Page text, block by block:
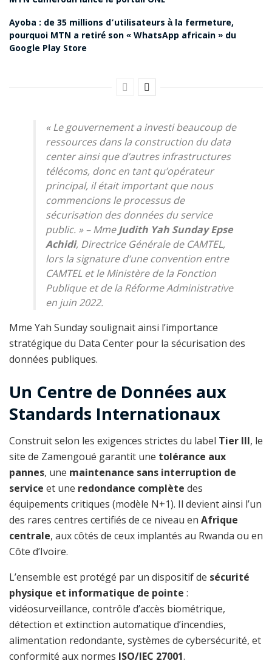
Ayoba : de 35 millions d’utilisateurs à la fermeture,
pourquoi MTN a retiré son « WhatsApp africain » du
Google Play Store
« Le gouvernement a investi beaucoup de
ressources dans la construction du data
center ainsi que d’autres infrastructures
télécoms, donc en tant qu’opérateur
principal, il était important que nous
commencions le processus de
sécurisation des données du service
public. »– MmeJudith Yah Sunday Epse
Achidi, Directrice Générale de CAMTEL,
lors la signature d’une convention entre
CAMTEL et le Ministère de la Fonction
Publique et de la Réforme Administrative
en juin 2022.
Mme Yah Sunday soulignait ainsi l’importance
stratégique du Data Center pour la sécurisation des
données publiques.
Un Centre de Données aux
Standards Internationaux
Construit selon les exigences strictes du label Tier III, le
site de Zamengoué garantit une tolérance aux
pannes, une maintenance sans interruption de
service et une redondance complète des
équipements critiques (modèle N+1). Il devient ainsi l’un
des rares centres certifiés de ce niveau en Afrique
centrale, aux côtés de ceux implantés au Rwanda ou en
Côte d’Ivoire.
L’ensemble est protégé par un dispositif de sécurité
physique et informatique de pointe :
vidéosurveillance, contrôle d’accès biométrique,
détection et extinction automatique d’incendies,
alimentation redondante, systèmes de cybersécurité, et
conformité aux normes ISO/IEC 27001.